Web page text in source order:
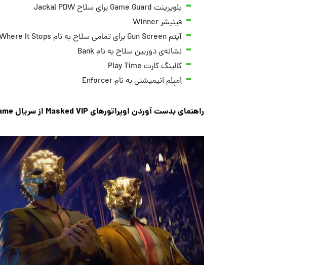
بلوپرینت Game Guard برای سلاح Jackal PDW
فینیشر Winner
آیتم Gun Screen برای تمامی سلاح به نام Where It Stops
نشانه‌ی دوربین سلاح به نام Bank
کالینگ کارت Play Time
اِمبِلِم انیمیشنی به نام Enforcer
راهنمای بدست آوردن اوپراتورهای Masked VIP از سریال Squid Game